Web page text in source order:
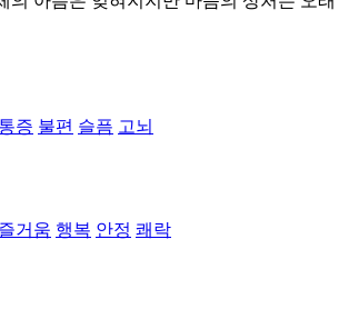
통증 불편 슬픔 고뇌
즐거움 행복 안정 쾌락